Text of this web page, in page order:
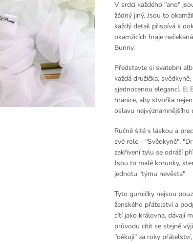
V srdci každého "ano"
žádný jiný. Jsou to
každý detail přispívá k
okamžicích hraje
Bunny.
Představte si svatební
každá družička,
sjednocenou elegancí. El
hranice, aby stvořila
oslavu nejvýznamnějšího
Ručně šité s láskou a
své role - "Svědkyně",
zakřivení tylu se odráží
Jsou to malé korunky,
jednotu "týmu nevěsta".
Tyto gumičky nejsou
ženského přátelství a
cítí jako královna, dávají
průvodu cítit se stejně
"děkuji" za roky